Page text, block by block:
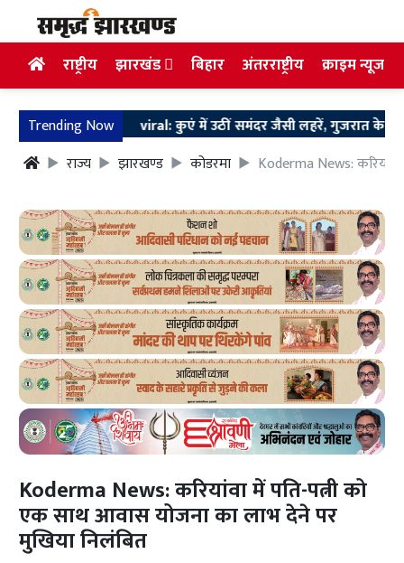
राष्ट्रीय झारखंड बिहार अंतरराष्ट्रीय क्राइम न्यूज
Trending Nowviral: कुएं में उठीं समंदर जैसी लहरें, गुजरात के मोरबी में
राज्य
झारखण्ड कोडरमा Koderma News:
Koderma News: करियांवा में पति-पत्नी को
एक साथ आवास योजना का लाभ देने पर
मुखिया निलंबित